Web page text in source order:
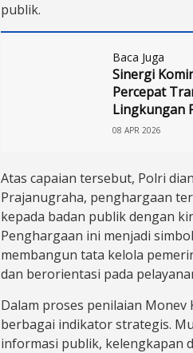
publik.
Baca Juga
Sinergi
Percepat
Lingkungan
08 APR 2026
Atas capaian tersebut, Polri
Prajanugraha, penghargaan
kepada badan publik dengan
Penghargaan ini menjadi
membangun tata kelola
dan berorientasi pada
Dalam proses penilaian Monev
berbagai indikator strategis.
informasi publik, kelengkapan